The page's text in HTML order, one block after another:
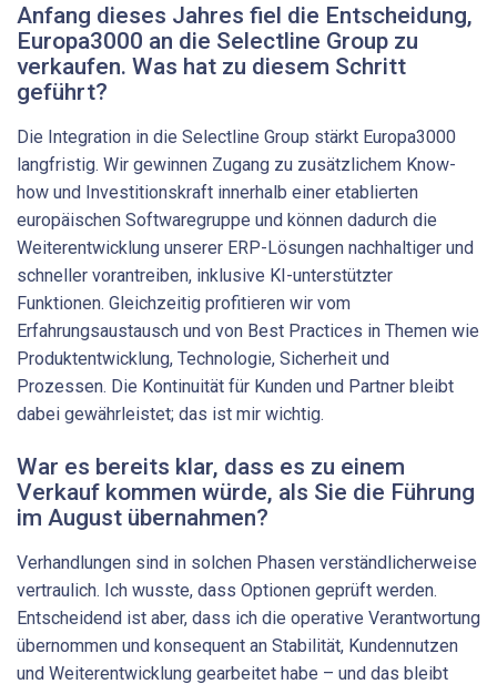
Anfang dieses Jahres fiel die Entscheidung,
Europa3000 an die Selectline Group zu
verkaufen. Was hat zu diesem Schritt
geführt?
Die Integration in die Selectline Group stärkt Europa3000
langfristig. Wir gewinnen Zugang zu zusätzlichem Know-
how und Investitionskraft innerhalb einer etablierten
europäischen Softwaregruppe und können dadurch die
Weiterentwicklung unserer ERP-Lösungen nachhaltiger und
schneller vorantreiben, inklusive KI-unterstützter
Funktionen. Gleichzeitig profitieren wir vom
Erfahrungsaustausch und von Best Practices in Themen wie
Produktentwicklung, Technologie, Sicherheit und
Prozessen. Die Kontinuität für Kunden und Partner bleibt
dabei gewährleistet; das ist mir wichtig.
War es bereits klar, dass es zu einem
Verkauf kommen würde, als Sie die Führung
im August übernahmen?
Verhandlungen sind in solchen Phasen verständlicherweise
vertraulich. Ich wusste, dass Optionen geprüft werden.
Entscheidend ist aber, dass ich die operative Verantwortung
übernommen und konsequent an Stabilität, Kundennutzen
und Weiterentwicklung gearbeitet habe – und das bleibt